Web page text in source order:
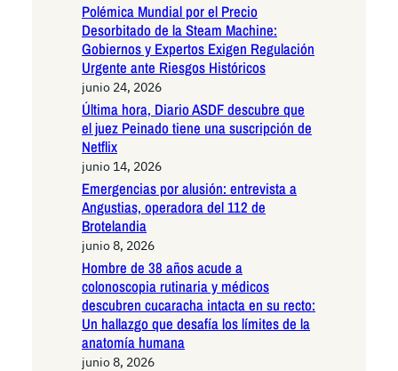
Polémica Mundial por el Precio
Desorbitado de la Steam Machine:
Gobiernos y Expertos Exigen Regulación
Urgente ante Riesgos Históricos
junio 24, 2026
Última hora, Diario ASDF descubre que
el juez Peinado tiene una suscripción de
Netflix
junio 14, 2026
Emergencias por alusión: entrevista a
Angustias, operadora del 112 de
Brotelandia
junio 8, 2026
Hombre de 38 años acude a
colonoscopia rutinaria y médicos
descubren cucaracha intacta en su recto:
Un hallazgo que desafía los límites de la
anatomía humana
junio 8, 2026